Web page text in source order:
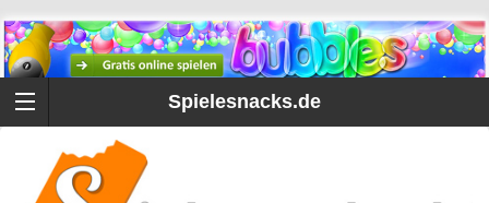
Spielesnacks.de